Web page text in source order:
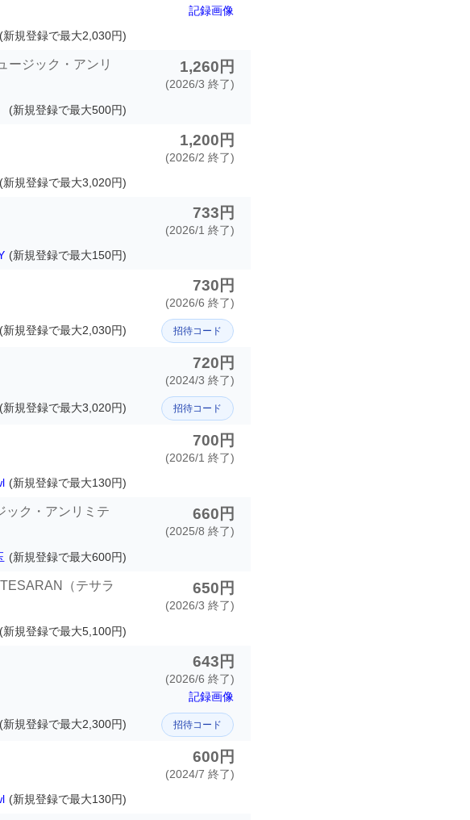
記録画像
(新規登録で最大2,030円)
ージック・アンリ
1,260円
(2026/3 終了)
(新規登録で最大500円)
1,200円
(2026/2 終了)
(新規登録で最大3,020円)
733円
(2026/1 終了)
(新規登録で最大150円)
730円
(2026/6 終了)
(新規登録で最大2,030円) 招待コード
720円
(2024/3 終了)
(新規登録で最大3,020円) 招待コード
700円
(2026/1 終了)
(新規登録で最大130円)
ック・アンリミテ
660円
(2025/8 終了)
(新規登録で最大600円)
（テサラ
650円
(2026/3 終了)
(新規登録で最大5,100円)
643円
(2026/6 終了)
記録画像
(新規登録で最大2,300円) 招待コード
600円
(2024/7 終了)
(新規登録で最大130円)